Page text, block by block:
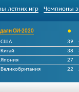
летних игр Чемпионы
ОИ-2020 •
США 39
Китай 38
Япония 27
Великобритания 22